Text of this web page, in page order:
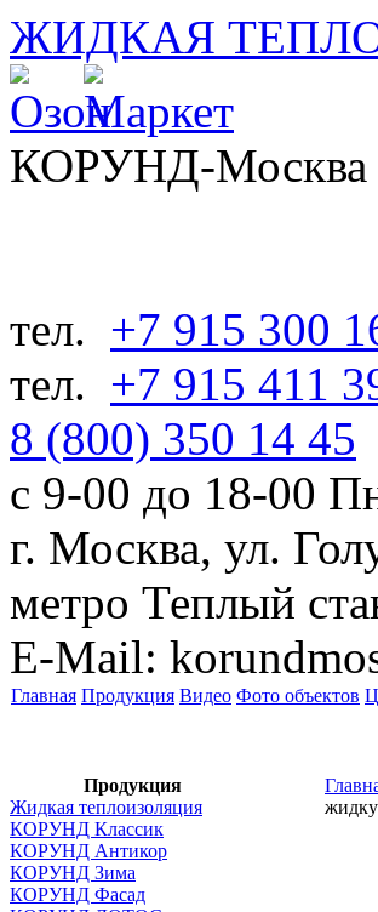
ЖИДКАЯ
КОРУНД-Москва
тел. +7 915 300
тел. +7 915 411
8 (800) 350 14 45
с 9-00 до 18-00
г. Москва, ул.
метро Теплый
E-Mail:
Главная Продукция Видео Фото объектов
Продукция
Жидкая теплоизоляция
КОРУНД Классик
КОРУНД Антикор
КОРУНД Зима
КОРУНД Фасад